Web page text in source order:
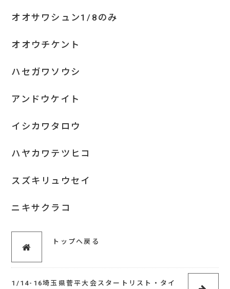
オオサワシュン1/8のみ
オオウチケント
ハセガワソウシ
アンドウケイト
イシカワタロウ
ハヤカワテツヒコ
スズキリュウセイ
ニキサクラコ
トップへ戻る
1/14-16埼玉県菅平大会スタートリスト・タイ